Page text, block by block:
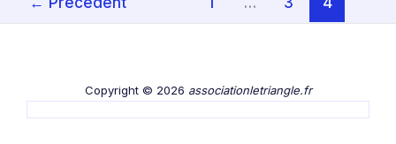
Copyright © 2026 associationletriangle.fr